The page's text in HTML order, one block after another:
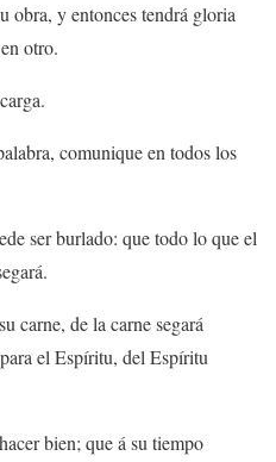
obra, y entonces tendrá gloria
otro.
comunique en todos los
ser burlado: que todo lo que el
carne, de la carne segará
el Espíritu, del Espíritu
bien; que á su tiempo